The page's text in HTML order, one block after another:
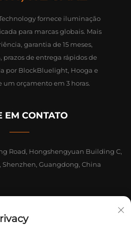
fornece iluminação
para marcas globais. Mais
garantia de 15 meses,
prazos de entrega rápidos de
por BlockBluelight, Hooga e
um orçamento em 3 horas.
EM CONTATO
Road, Hongshengyuan Building C,
Shenzhen, Guangdong, China